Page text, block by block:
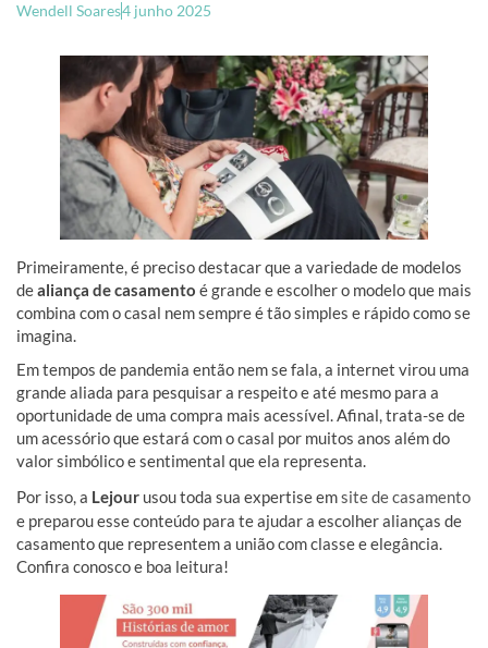
Wendell Soares4 junho 2025
Primeiramente, é preciso destacar que a variedade de modelos
dealiança de casamento é grande e escolher o modelo que mais
combina com o casal nem sempre é tão simples e rápido como se
imagina.
Em tempos de pandemia então nem se fala, a internet virou uma
grande aliada para pesquisar a respeito e até mesmo para a
oportunidade de uma compra mais acessível. Afinal, trata-se de
um acessório que estará com o casal por muitos anos além do
valor simbólico e sentimental que ela representa.
Por isso, a Lejour usou toda sua expertise emsite de casamento
e preparou esse conteúdo para te ajudar a escolher alianças de
casamento que representem a união com classe e elegância.
Confira conosco e boa leitura!